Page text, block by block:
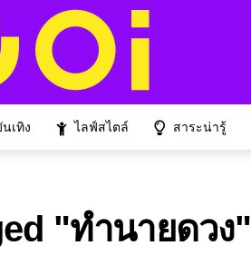
เทิง ไลฟ์สไตล์ สาระน่ารู้
"ทำนายดวง"